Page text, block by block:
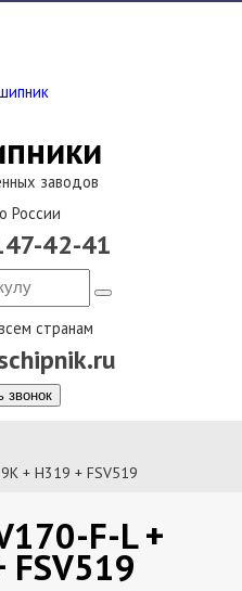
заводов
России
42-41
странам
звонок
+ H319 + FSV519
F-L +
FSV519